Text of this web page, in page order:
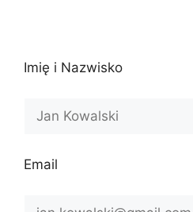
Imię i Nazwisko
Email